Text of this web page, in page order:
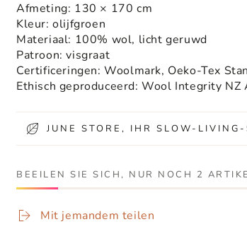
Afmeting: 130 × 170 cm
Kleur: olijfgroen
Materiaal: 100% wol, licht geruwd
Patroon: visgraat
Certificeringen: Woolmark, Oeko-Tex
Ethisch geproduceerd: Wool Integrity NZ
JUNE STORE, IHR SLOW-LIVING-
BEEILEN SIE SICH, NUR NOCH 2
Mit jemandem teilen